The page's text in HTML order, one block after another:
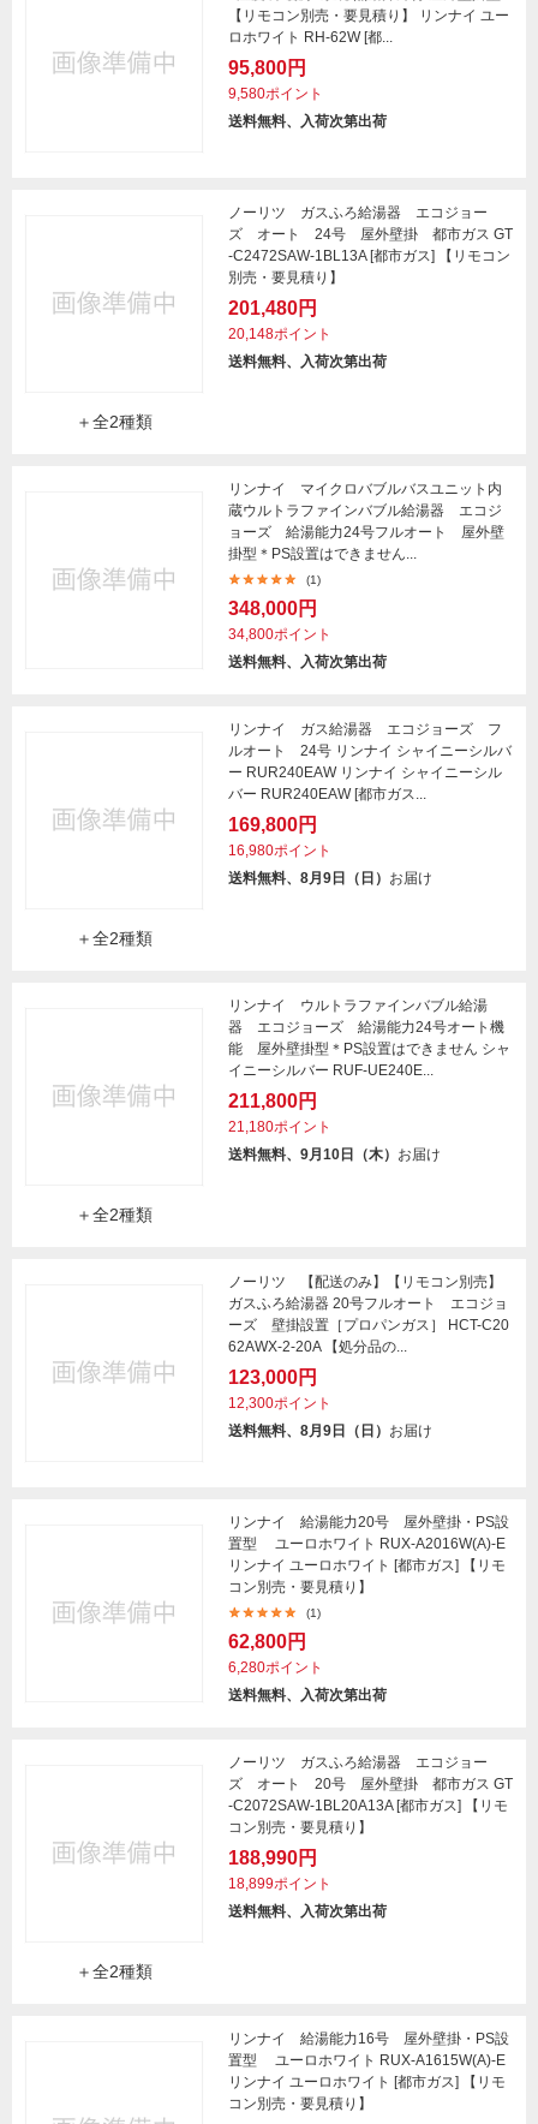
【リモコン別売・要見積り】 リンナイ ユー
ロホワイト RH-62W [都...
95,800円
9,580ポイント
送料無料、入荷次第出荷
＋全2種類
ノーリツ ガスふろ給湯器 エコジョー
ズ オート 24号 屋外壁掛 都市ガス GT
-C2472SAW-1BL13A [都市ガス] 【リモコン
別売・要見積り】
201,480円
20,148ポイント
送料無料、入荷次第出荷
リンナイ マイクロバブルバスユニット内
蔵ウルトラファインバブル給湯器 エコジ
ョーズ 給湯能力24号フルオート 屋外壁
掛型＊PS設置はできません...
(1)
348,000円
34,800ポイント
送料無料、入荷次第出荷
＋全2種類
リンナイ ガス給湯器 エコジョーズ フ
ルオート 24号 リンナイ シャイニーシルバ
ー RUR240EAW リンナイ シャイニーシル
バー RUR240EAW [都市ガス...
169,800円
16,980ポイント
送料無料、8月9日（日） お届け
＋全2種類
リンナイ ウルトラファインバブル給湯
器 エコジョーズ 給湯能力24号オート機
能 屋外壁掛型＊PS設置はできません シャ
イニーシルバー RUF-UE240E...
211,800円
21,180ポイント
送料無料、9月10日（木） お届け
ノーリツ 【配送のみ】【リモコン別売】
ガスふろ給湯器 20号フルオート エコジョ
ーズ 壁掛設置［プロパンガス］ HCT-C20
62AWX-2-20A 【処分品の...
123,000円
12,300ポイント
送料無料、8月9日（日） お届け
リンナイ 給湯能力20号 屋外壁掛・PS設
置型 ユーロホワイト RUX-A2016W(A)-E
リンナイ ユーロホワイト [都市ガス] 【リモ
コン別売・要見積り】
(1)
62,800円
6,280ポイント
送料無料、入荷次第出荷
＋全2種類
ノーリツ ガスふろ給湯器 エコジョー
ズ オート 20号 屋外壁掛 都市ガス GT
-C2072SAW-1BL20A13A [都市ガス] 【リモ
コン別売・要見積り】
188,990円
18,899ポイント
送料無料、入荷次第出荷
リンナイ 給湯能力16号 屋外壁掛・PS設
置型 ユーロホワイト RUX-A1615W(A)-E
リンナイ ユーロホワイト [都市ガス] 【リモ
コン別売・要見積り】